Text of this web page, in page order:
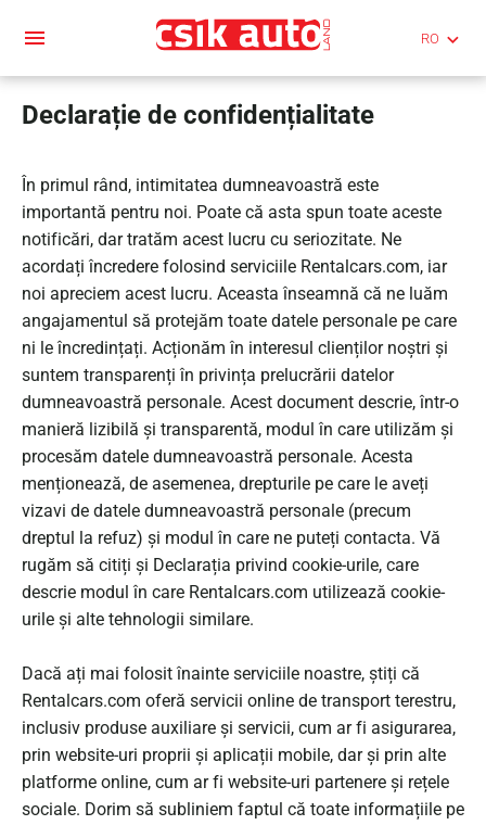
menu keyboard_arrow_down
Declarație de confidențialitate
În primul rând, intimitatea dumneavoastră este
importantă pentru noi. Poate că asta spun toate aceste
notificări, dar tratăm acest lucru cu seriozitate. Ne
acordați încredere folosind serviciile Rentalcars.com, iar
noi apreciem acest lucru. Aceasta înseamnă că ne luăm
angajamentul să protejăm toate datele personale pe care
ni le încredințați. Acționăm în interesul clienților noștri și
suntem transparenți în privința prelucrării datelor
dumneavoastră personale. Acest document descrie, într-o
manieră lizibilă și transparentă, modul în care utilizăm și
procesăm datele dumneavoastră personale. Acesta
menționează, de asemenea, drepturile pe care le aveți
vizavi de datele dumneavoastră personale (precum
dreptul la refuz) și modul în care ne puteți contacta. Vă
rugăm să citiți și Declarația privind cookie-urile, care
descrie modul în care Rentalcars.com utilizează cookie-
urile și alte tehnologii similare.
Dacă ați mai folosit înainte serviciile noastre, știți că
Rentalcars.com oferă servicii online de transport terestru,
inclusiv produse auxiliare și servicii, cum ar fi asigurarea,
prin website-uri proprii și aplicații mobile, dar şi prin alte
platforme online, cum ar fi website-uri partenere și rețele
sociale. Dorim să subliniem faptul că toate informațiile pe